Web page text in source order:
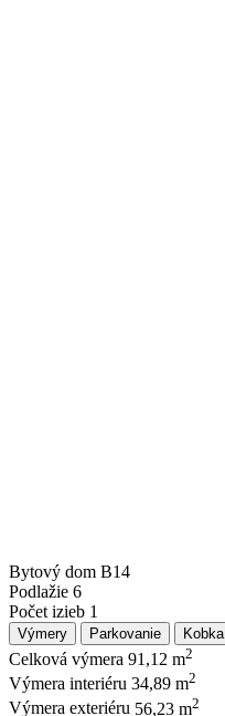
Bytový dom B14
Podlažie 6
Počet izieb 1
Výmery Parkovanie Kobka
Celková výmera 91,12 m2
Výmera interiéru 34,89 m2
Výmera exteriéru 56,23 m2